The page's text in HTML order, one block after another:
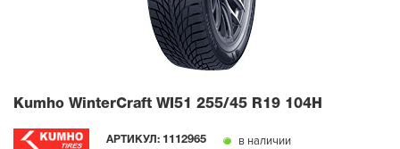
Kumho WinterCraft WI51 255/45 R19 104H
АРТИКУЛ: 1112965 в наличии